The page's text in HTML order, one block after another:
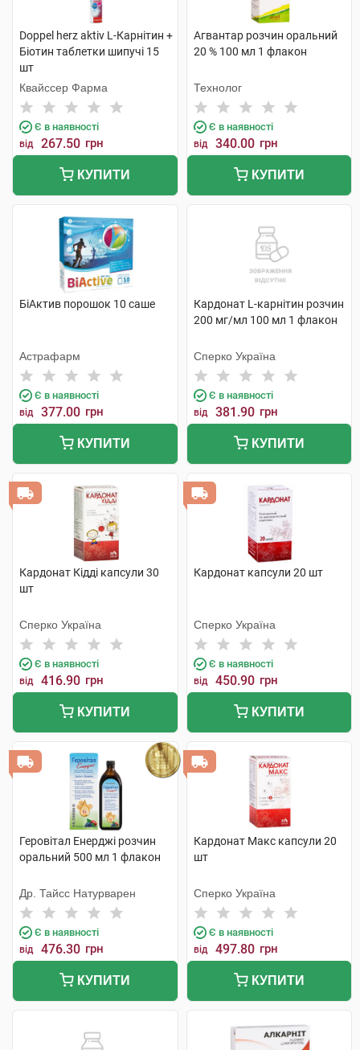
Doppel herz aktiv L-Карнітин +
Біотин таблетки шипучі 15
шт
Квайссер Фарма
Є в наявності
від 267.50 грн
КУПИТИ
Агвантар розчин оральний
20 % 100 мл 1 флакон
Технолог
Є в наявності
від 340.00 грн
КУПИТИ
БіАктив порошок 10 саше
Астрафарм
Є в наявності
від 377.00 грн
КУПИТИ
Кардонат L-карнітин розчин
200 мг/мл 100 мл 1 флакон
Сперко Україна
Є в наявності
від 381.90 грн
КУПИТИ
Кардонат Кідді капсули 30
шт
Сперко Україна
Є в наявності
від 416.90 грн
КУПИТИ
Кардонат капсули 20 шт
Сперко Україна
Є в наявності
від 450.90 грн
КУПИТИ
Геровітал Енерджі розчин
оральний 500 мл 1 флакон
Др. Тайсс Натурварен
Є в наявності
від 476.30 грн
КУПИТИ
Кардонат Макс капсули 20
шт
Сперко Україна
Є в наявності
від 497.80 грн
КУПИТИ